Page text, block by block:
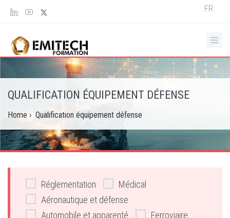
Panneau de gestion des cookies
Select
FR
QUALIFICATION ÉQUIPEMENT DÉFENSE
Home › Qualification équipement défense
Réglementation
Médical
Aéronautique et défense
Automobile et apparenté
Ferroviaire